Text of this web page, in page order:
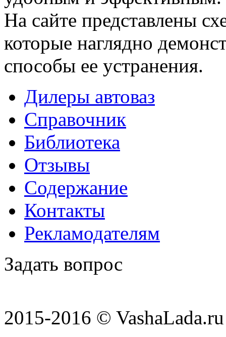
На сайте представлены
которые наглядно
способы ее устранения.
Дилеры автоваз
Справочник
Библиотека
Отзывы
Содержание
Контакты
Рекламодателям
Задать вопрос
2015-2016 © VashaLada.ru